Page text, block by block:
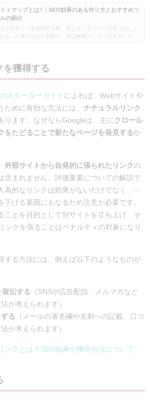
トマップとは?｜SEO効果のある作り方とおすすめツ
の紹介
んがサイトを利用する際、探しているページが見つけにく
ぁ、と感じるのと同様に、実は検索エンジンのクローラー
を獲得する
スターターガイドによれば、Webサイトや
めに有効な方法には、 ナチュラルリンク
ります。なぜならGoogleは、主にクロール
をたどることで新たなページを発見するか
外部サイトから自発的に張られたリンクの
含まれません。評価要素についての解説で
為的なリンクは効果がないだけでなく、 ペ
下げる要因にもなるため注意が必要です。
ことを目的として別サイトを立ち上げ、そ
ンクを張ることはペナルティの対象になり
する方法には、例えば以下のようなものが
伝する （SNSや広告配信、メルマガなど
が考えられます）
る （メールの署名欄や名刺への記載、口コ
が考えられます）
ンクとは？SEO効果や獲得方法について